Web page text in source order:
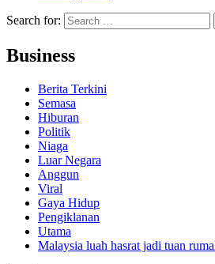
Search for:
Business
Berita Terkini
Semasa
Hiburan
Politik
Niaga
Luar Negara
Anggun
Viral
Gaya Hidup
Pengiklanan
Utama
Malaysia luah hasrat jadi tuan